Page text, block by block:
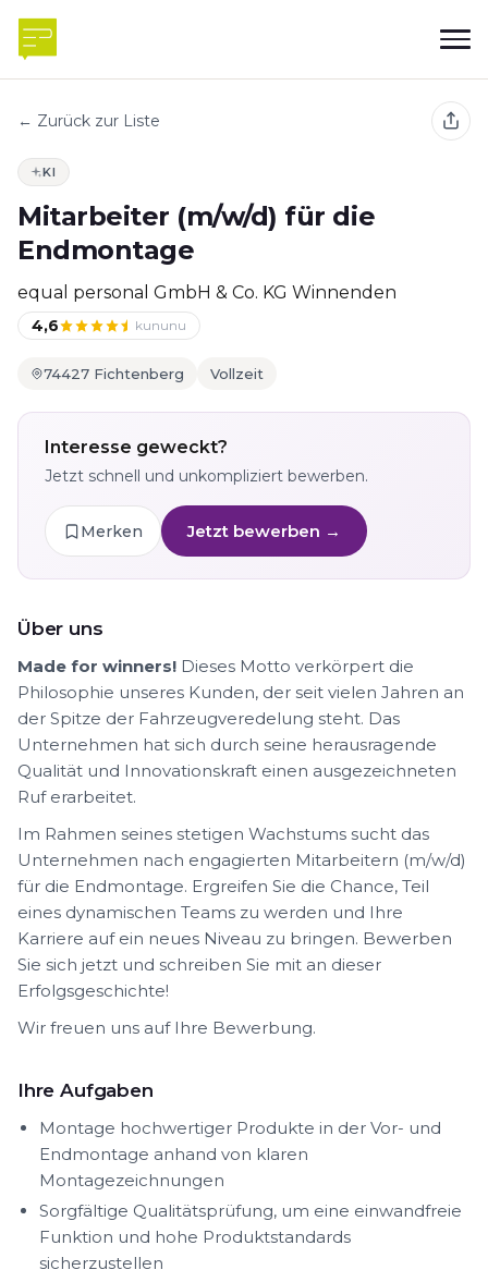
← Zurück zur Liste
KI
Mitarbeiter (m/w/d) für die
Endmontage
equal personal GmbH & Co. KG Winnenden
4,6 kununu
74427 Fichtenberg Vollzeit
Interesse geweckt?
Jetzt schnell und unkompliziert bewerben.
Merken Jetzt bewerben →
Über uns
Made for winners! Dieses Motto verkörpert die
Philosophie unseres Kunden, der seit vielen Jahren an
der Spitze der Fahrzeugveredelung steht. Das
Unternehmen hat sich durch seine herausragende
Qualität und Innovationskraft einen ausgezeichneten
Ruf erarbeitet.
Im Rahmen seines stetigen Wachstums sucht das
Unternehmen nach engagierten Mitarbeitern (m/w/d)
für die Endmontage. Ergreifen Sie die Chance, Teil
eines dynamischen Teams zu werden und Ihre
Karriere auf ein neues Niveau zu bringen. Bewerben
Sie sich jetzt und schreiben Sie mit an dieser
Erfolgsgeschichte!
Wir freuen uns auf Ihre Bewerbung.
Ihre Aufgaben
Montage hochwertiger Produkte in der Vor- und
Endmontage anhand von klaren
Montagezeichnungen
Sorgfältige Qualitätsprüfung, um eine einwandfreie
Funktion und hohe Produktstandards
sicherzustellen